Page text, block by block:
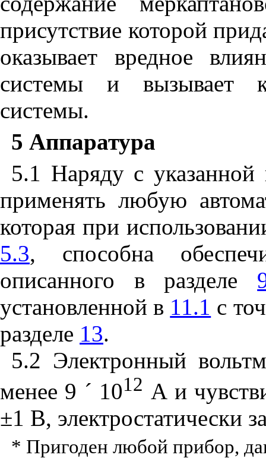
присутствие которой
оказывает вредное
системы и вызывает
системы.
5 Аппаратура
5.1 Наряду с
применять любую
которая при
5.3, способна
описанного в разделе
установленной в 11.1 с
разделе 13.
5.2 Электронный
менее 9 ´ 1012 А и
±1 В, электростатически
* Пригоден любой прибор,